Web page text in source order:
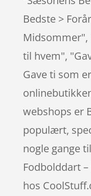
Bedste >
Midsommer",
til hvem",
Gave ti som
webshops er
populært,
nogle gange
Fodbolddart
hos